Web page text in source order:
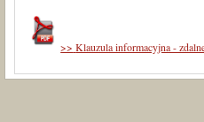
>> Klauzula informacyjna -